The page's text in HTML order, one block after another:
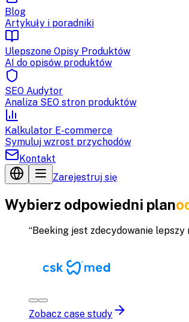
Blog
Artykuły i poradniki
Ulepszone Opisy Produktów
AI do opisów produktów
SEO Audytor
Analiza SEO stron produktów
Kalkulator E-commerce
Symuluj wzrost przychodów
Kontakt
Zarejestruj się
Wybierz odpowiedni plan
“Beeking jest zdecydowanie
Zobacz case study